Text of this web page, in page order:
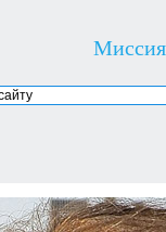
Миссия